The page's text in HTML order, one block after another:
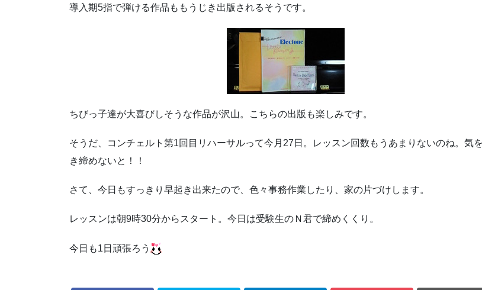
導入期5指で弾ける作品ももうじき出版されるそうです。
ちびっ子達が大喜びしそうな作品が沢山。こちらの出版も楽しみです。
そうだ、コンチェルト第1回目リハーサルって今月27日。レッスン回数もうあまりないのね。気を
き締めないと！！
さて、今日もすっきり早起き出来たので、色々事務作業したり、家の片づけします。
レッスンは朝9時30分からスタート。今日は受験生のＮ君で締めくくり。
今日も1日頑張ろう